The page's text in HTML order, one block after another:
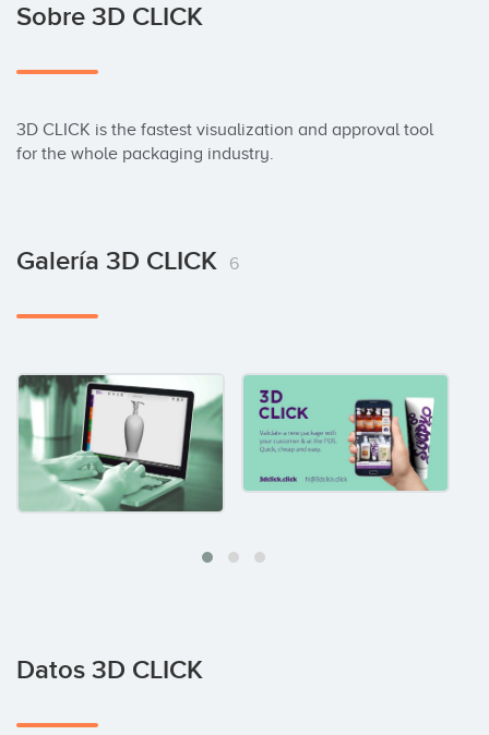
Sobre 3D CLICK
3D CLICK is the fastest visualization and approval tool
for the whole packaging industry.
Galería 3D CLICK 6
Datos 3D CLICK